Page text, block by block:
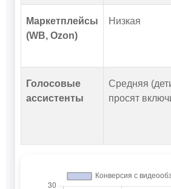
Маркетплейсы
(WB, Ozon)
Низкая
Голосовые
ассистенты
Средняя
просят